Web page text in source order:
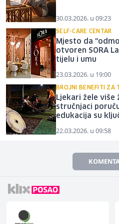
30.03.2026. u 09:23
SELF-CARE CENTAR
Mjesto da
otvoren SORA
tijelu i umu
23.03.2026. u 19:00
BROJNI BENEFITI ZA
Ljekari žele više
stručnjaci
edukacija su
22.03.2026. u 09:58